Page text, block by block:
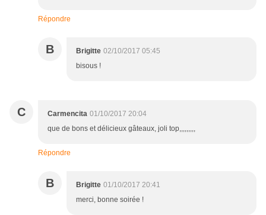
Répondre
B Brigitte 02/10/2017 05:45
bisous !
C Carmencita 01/10/2017 20:04
que de bons et délicieux gâteaux, joli top,,,,,,,,,
Répondre
B Brigitte 01/10/2017 20:41
merci, bonne soirée !